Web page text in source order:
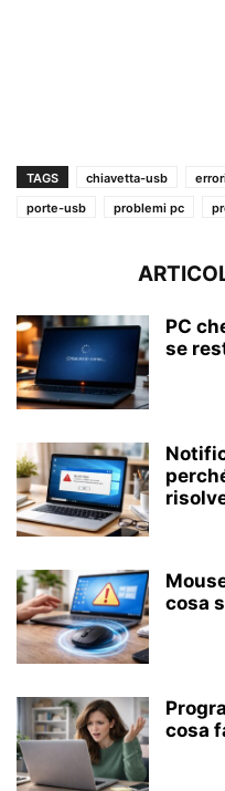
TAGS chiavetta-usb
porte-usb
problemi pc
PC
se
cosa
cosa